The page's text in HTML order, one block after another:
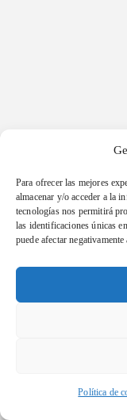
Para ofrecer las mejores
almacenar y/o acceder a la
tecnologías nos permitirá
las identificaciones únicas
puede afectar
Política de